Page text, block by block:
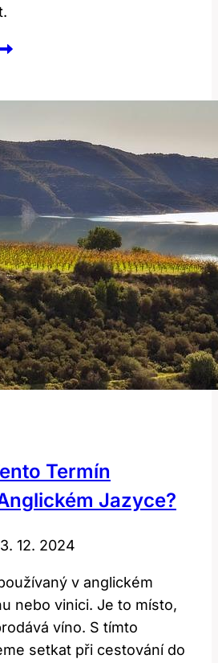
Termín
Jazyce?
12. 2024
v anglickém
nebo vinici. Je to místo,
víno. S tímto
setkat při cestování do